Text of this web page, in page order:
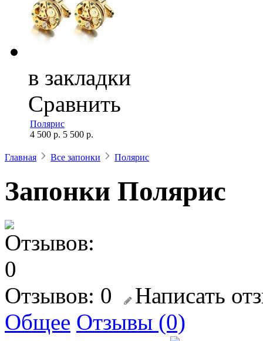
в закладки
Сравнить
Полярис
4 500 р. 5 500 р.
Главная Все запонки Полярис
Запонки Полярис
Отзывов: 0
Написать
Общее Отзывы (0)